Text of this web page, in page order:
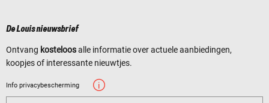
De Louis nieuwsbrief
Ontvang kosteloosalle informatie over actuele aanbiedingen,
koopjes of interessante nieuwtjes.
Info privacybescherming